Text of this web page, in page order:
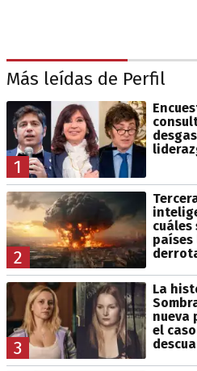
Más leídas de Perfil
1
2
3
La
nueva
el